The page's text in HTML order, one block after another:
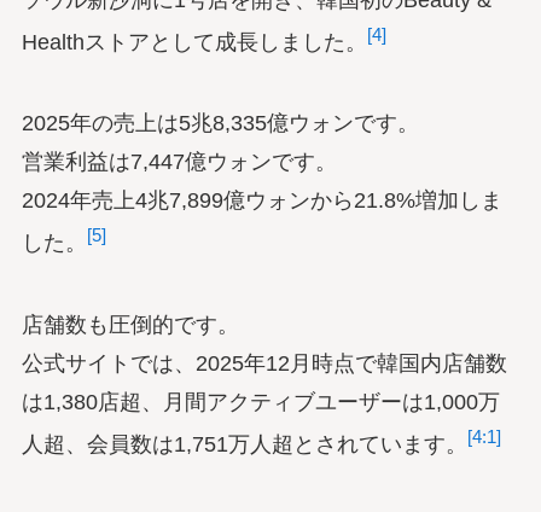
Healthストアとして成長しました。
[4]
2025年の売上は5兆8,335億ウォンです。
営業利益は7,447億ウォンです。
2024年売上4兆7,899億ウォンから21.8%増加しま
した。
[5]
店舗数も圧倒的です。
公式サイトでは、2025年12月時点で韓国内店舗数
は1,380店超、月間アクティブユーザーは1,000万
人超、会員数は1,751万人超とされています。
[4:1]